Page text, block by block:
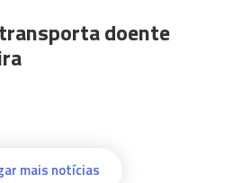
doente
mais notícias